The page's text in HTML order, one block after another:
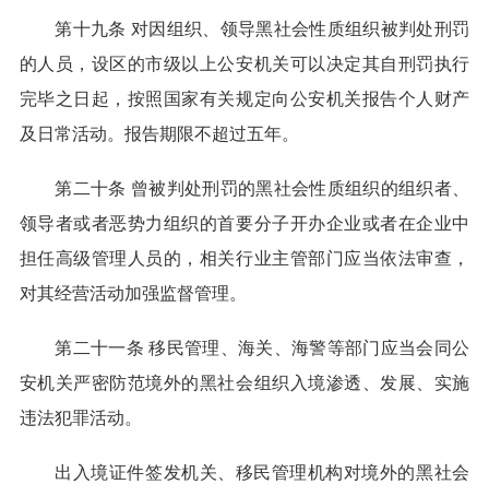
第十九条 对因组织、领导黑社会性质组织被判处刑罚
的人员，设区的市级以上公安机关可以决定其自刑罚执行
完毕之日起，按照国家有关规定向公安机关报告个人财产
及日常活动。报告期限不超过五年。
第二十条 曾被判处刑罚的黑社会性质组织的组织者、
领导者或者恶势力组织的首要分子开办企业或者在企业中
担任高级管理人员的，相关行业主管部门应当依法审查，
对其经营活动加强监督管理。
第二十一条 移民管理、海关、海警等部门应当会同公
安机关严密防范境外的黑社会组织入境渗透、发展、实施
违法犯罪活动。
出入境证件签发机关、移民管理机构对境外的黑社会